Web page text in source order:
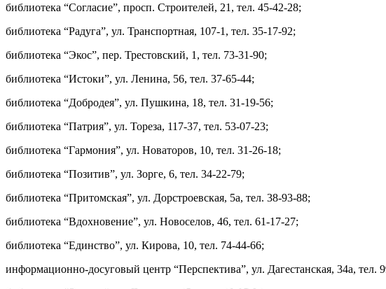
библиотека “Согласие”, просп. Строителей, 21, тел. 45-42-28;
библиотека “Радуга”, ул. Транспортная, 107-1, тел. 35-17-92;
библиотека “Экос”, пер. Трестовский, 1, тел. 73-31-90;
библиотека “Истоки”, ул. Ленина, 56, тел. 37-65-44;
библиотека “Добродея”, ул. Пушкина, 18, тел. 31-19-56;
библиотека “Патрия”, ул. Тореза, 117-37, тел. 53-07-23;
библиотека “Гармония”, ул. Новаторов, 10, тел. 31-26-18;
библиотека “Позитив”, ул. Зорге, 6, тел. 34-22-79;
библиотека “Притомская”, ул. Дорстроевская, 5а, тел. 38-93-88;
библиотека “Вдохновение”, ул. Новоселов, 46, тел. 61-17-27;
библиотека “Единство”, ул. Кирова, 10, тел. 74-44-66;
информационно-досуговый центр “Перспектива”, ул. Дагестанская, 34а, тел.